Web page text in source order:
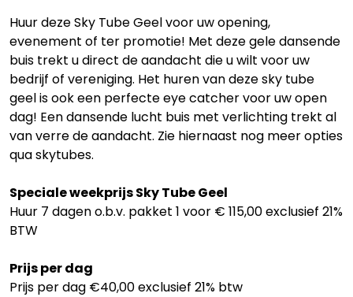
Huur deze Sky Tube Geel voor uw opening,
evenement of ter promotie! Met deze gele dansende
buis trekt u direct de aandacht die u wilt voor uw
bedrijf of vereniging. Het huren van deze sky tube
geel is ook een perfecte eye catcher voor uw open
dag! Een dansende lucht buis met verlichting trekt al
van verre de aandacht. Zie hiernaast nog meer opties
qua skytubes.
Speciale weekprijs Sky Tube Geel
Huur 7 dagen o.b.v. pakket 1 voor € 115,00 exclusief 21%
BTW
Prijs per dag
Prijs per dag €40,00 exclusief 21% btw